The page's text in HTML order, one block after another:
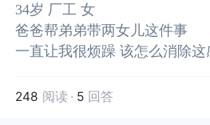
34岁 厂工 女
爸爸帮弟弟带两女儿这件事
34岁 厂工 女
爸爸帮弟弟带两女儿这件事
248 阅读 · 5 回答